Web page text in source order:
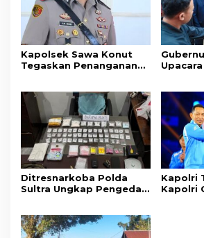
Kapolsek Sawa Konut
Tegaskan Penanganan
Sesuai Prosedur
Ditresnarkoba Polda
Sultra Ungkap Pengedar
Kapolri
Kapolri